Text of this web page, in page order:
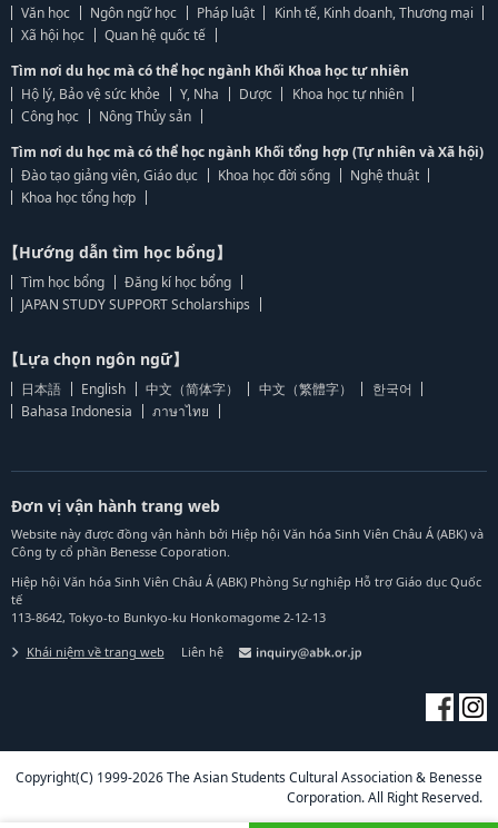
Văn học
Ngôn ngữ học Pháp luật
Kinh tế, Kinh doanh, Thương mại
Xã hội học
Quan hệ quốc tế
Tìm nơi du học mà có thể học ngành Khối Khoa học tự nhiên
Hộ lý, Bảo vệ sức khỏe
Y, Nha Dược
Khoa học tự nhiên
Công học
Nông Thủy sản
Tìm nơi du học mà có thể học ngành Khối tổng hợp (Tự nhiên và Xã hội)
Đào tạo giảng viên, Giáo dục
Khoa học đời sống
Nghệ thuật
Khoa học tổng hợp
【Hướng dẫn tìm học bổng】
Tìm học bổng
Đăng kí học bổng
JAPAN STUDY SUPPORT Scholarships
【Lựa chọn ngôn ngữ】
日本語 English 中文（简体字） 中文（繁體字）
한국어
Bahasa Indonesia
ภาษาไทย
Đơn vị vận hành trang web
Website này được đồng vận hành bởi Hiệp hội Văn hóa Sinh Viên Châu Á (ABK) và
Công ty cổ phần Benesse Coporation.
Hiệp hội Văn hóa Sinh Viên Châu Á (ABK) Phòng Sự nghiệp Hỗ trợ Giáo dục Quốc
tế
113-8642, Tokyo-to Bunkyo-ku Honkomagome 2-12-13
Khái niệm về trang web Liên hệ
Copyright(C) 1999-2026 The Asian Students Cultural Association & Benesse
Corporation. All Right Reserved.